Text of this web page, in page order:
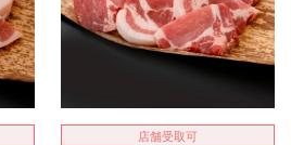
店舗受取可